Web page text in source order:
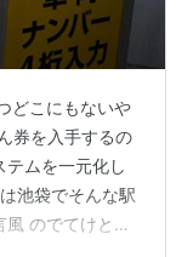
どこにもないや
券を入手するの
ムを一元化し
池袋でそんな駅
のでてけとぅ